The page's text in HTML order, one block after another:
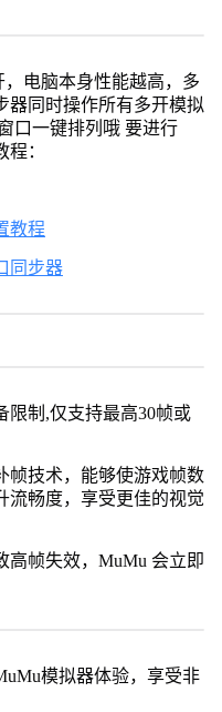
电脑本身性能越高，多
器同时操作所有多开模拟
口一键排列哦 要进行
：
教程
同步器
限制,仅支持最高30帧或
帧技术，能够使游戏帧数
流畅度，享受更佳的视觉
高帧失效，MuMu 会立即
模拟器体验，享受非